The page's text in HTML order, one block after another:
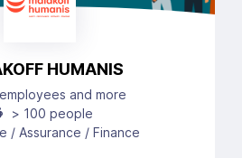
HUMANIS
and more
> 100 people
/ Assurance / Finance